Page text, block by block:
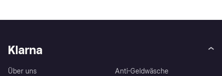
Klarna
Über uns
Anti-Geldwäsche